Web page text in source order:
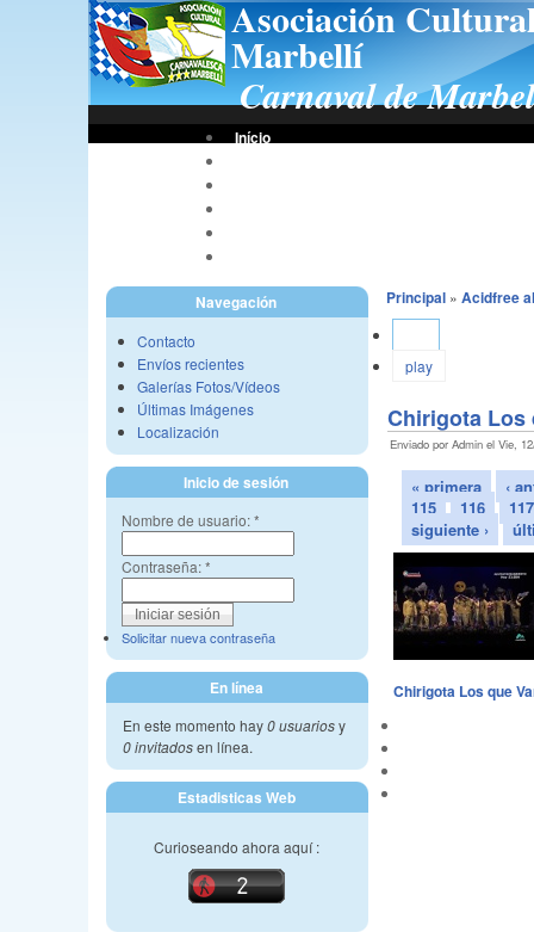
Asociación
Marbellí
Carnaval de
Início
Navegación
Contacto
Envíos recientes
Galerías Fotos/Vídeos
Últimas Imágenes
Localización
Inicio de sesión
Nombre de usuario:*
Contraseña:*
Solicitar nueva contraseña
En línea
En este momento hay0 usuariosy
0 invitadosen línea.
Estadisticas Web
Curioseando ahora aquí :
Principal» Acidfree
play
Chirigota Los
Enviado por Admin el Vie,
« primera
‹
115
116
117
siguiente ›
Chirigota Los que